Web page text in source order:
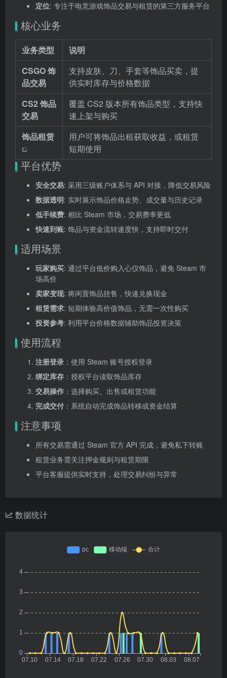
定位: 专注于电竞游戏饰品交易与租赁的第三方服务平台
核心业务
业务类型
说明
CSGO 饰
品交易
支持皮肤、刀、手套等饰品买卖，提
供实时库存与价格数据
CS2 饰品
交易
覆盖 CS2 版本所有饰品类型，支持快
速上架与购买
饰品租赁
用户可将饰品出租获取收益，或租赁
短期使用
平台优势
安全交易: 采用三级账户体系与 API 对接，降低交易风险
数据透明: 实时展示饰品价格走势、成交量与历史记录
低手续费: 相比 Steam 市场，交易费率更低
快速到账: 饰品与资金流转速度快，支持即时交付
适用场景
玩家购买: 通过平台低价购入心仪饰品，避免 Steam 市
场高价
卖家变现: 将闲置饰品挂售，快速兑换现金
租赁需求: 短期体验高价值饰品，无需一次性购买
投资参考: 利用平台价格数据辅助饰品投资决策
使用流程
注册登录 ：使用 Steam 账号授权登录
绑定库存 ：授权平台读取饰品库存
交易操作 ：选择购买、出售或租赁功能
完成交付 ：系统自动完成饰品转移或资金结算
注意事项
所有交易需通过 Steam 官方 API 完成，避免私下转账
租赁业务需关注押金规则与租赁期限
平台客服提供实时支持，处理交易纠纷与异常
数据统计